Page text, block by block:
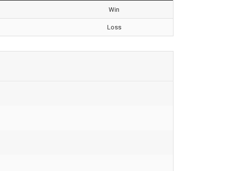
Win
Loss